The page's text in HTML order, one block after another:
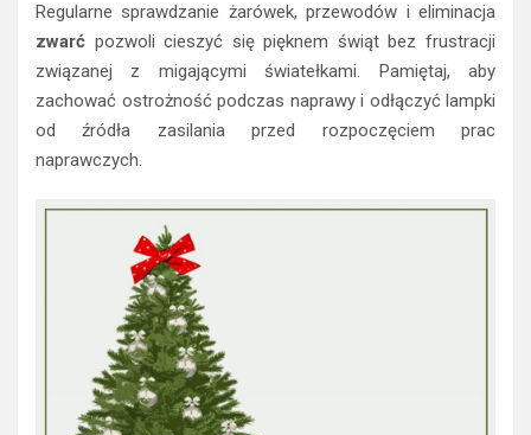
Regularne sprawdzanie żarówek, przewodów i eliminacja
zwarć pozwoli cieszyć się pięknem świąt bez frustracji
związanej z migającymi światełkami. Pamiętaj, aby
zachować ostrożność podczas naprawy i odłączyć lampki
od źródła zasilania przed rozpoczęciem prac
naprawczych.